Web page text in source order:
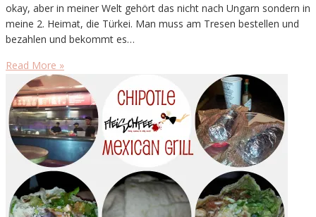
okay, aber in meiner Welt gehört das nicht nach Ungarn sondern in
meine 2. Heimat, die Türkei. Man muss am Tresen bestellen und
bezahlen und bekommt es…
Read More »